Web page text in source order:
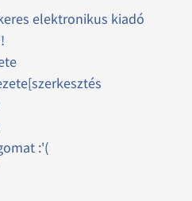
elektronikus kiadó
:'(